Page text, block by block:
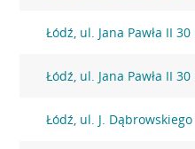
Łódź, ul. Jana Pawła II 30
Łódź, ul. Jana Pawła II 30
Łódź, ul. J. Dąbrowskiego